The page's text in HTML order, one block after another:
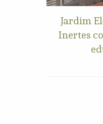
Jardim
Inertes